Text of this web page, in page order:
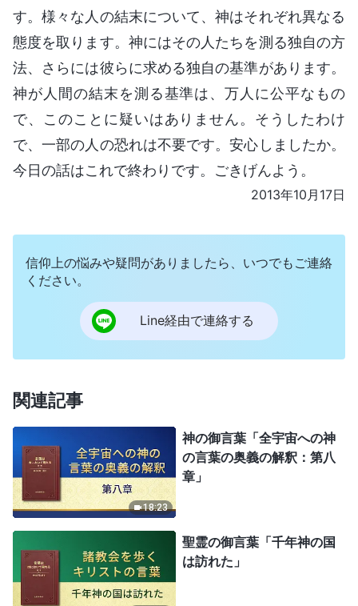
す。様々な人の結末について、神はそれぞれ異なる
態度を取ります。神にはその人たちを測る独自の方
法、さらには彼らに求める独自の基準があります。
神が人間の結末を測る基準は、万人に公平なもの
で、このことに疑いはありません。そうしたわけ
で、一部の人の恐れは不要です。安心しましたか。
今日の話はこれで終わりです。ごきげんよう。
2013年10月17日
信仰上の悩みや疑問がありましたら、いつでもご連絡
ください。
Line経由で連絡する
関連記事
18:23
神の御言葉「全宇宙への神
の言葉の奥義の解釈：第八
章」
聖霊の御言葉「千年神の国
は訪れた」